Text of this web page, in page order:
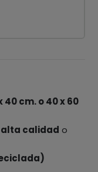
40 cm. o 40 x 60
alta calidad o